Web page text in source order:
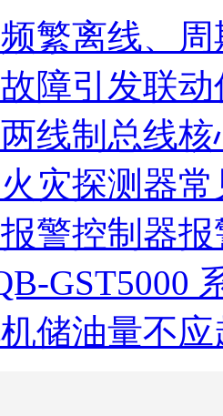
繁离线、
障引发联
线制总线核
灾探测器常
警控制器报
GST5000
储油量不应